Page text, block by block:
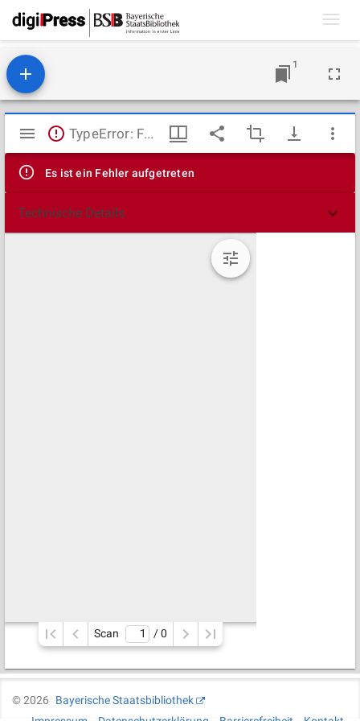
1
Mirador
Viewer
TypeError: Failed to fetch
Es ist ein Fehler aufgetreten
Technische Details
Scan / 0
©2026
Bayerische Staatsbibliothek